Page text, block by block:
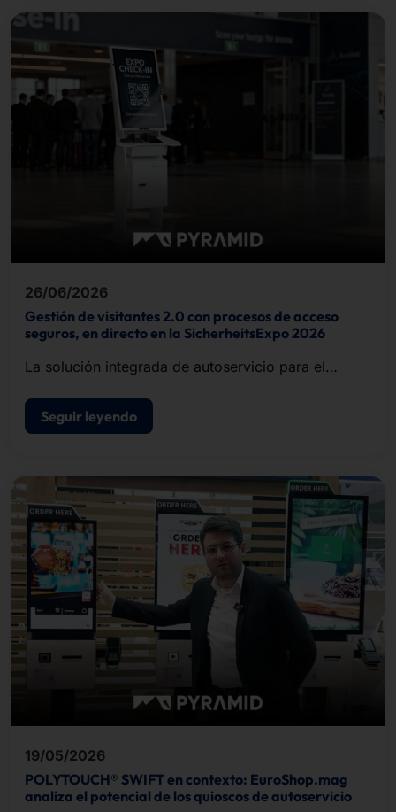
26/06/2026
Gestión de visitantes 2.0 con procesos de acceso
seguros, en directo en la SicherheitsExpo 2026
La solución integrada de autoservicio para el
acreditaciones y el control de acceso.
Seguir leyendo
19/05/2026
POLYTOUCH® SWIFT en contexto: EuroShop.mag
analiza el potencial de los quioscos de autoservicio